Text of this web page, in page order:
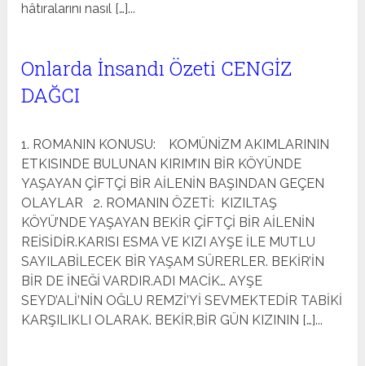
hâtıralarını nasıl […]...
Onlarda İnsandı Özeti CENGİZ
DAĞCI
1. ROMANIN KONUSU: KOMÜNİZM AKIMLARININ
ETKISINDE BULUNAN KIRIM’IN BİR KÖYÜNDE
YAŞAYAN ÇİFTÇİ BİR AİLENİN BAŞINDAN GEÇEN
OLAYLAR 2. ROMANIN ÖZETİ: KIZILTAŞ
KÖYÜ’NDE YAŞAYAN BEKİR ÇİFTÇİ BİR AİLENİN
REİSİDİR.KARISI ESMA VE KIZI AYŞE İLE MUTLU
SAYILABİLECEK BİR YAŞAM SÜRERLER. BEKİR’İN
BİR DE İNEĞİ VARDIR.ADI MACİK… AYŞE
SEYD’ALİ’NİN OĞLU REMZİ’Yİ SEVMEKTEDİR TABİKİ
KARŞILIKLI OLARAK. BEKİR,BİR GÜN KIZININ […]...